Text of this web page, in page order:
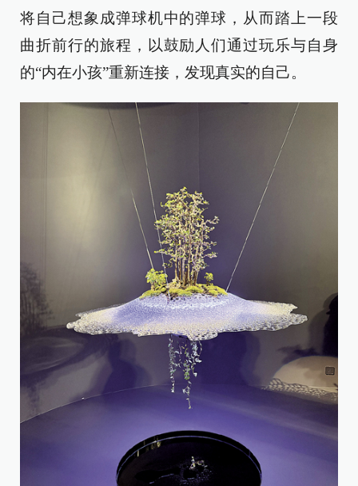
将自己想象成弹球机中的弹球，从而踏上一段
曲折前行的旅程，以鼓励人们通过玩乐与自身
的“内在小孩”重新连接，发现真实的自己。